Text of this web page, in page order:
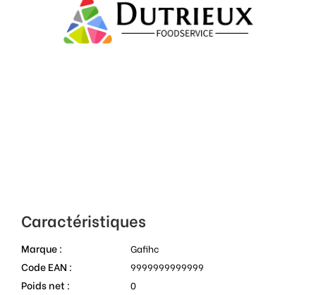
Caractéristiques
Marque : Gafihc
Code EAN : 9999999999999
Poids net : 0